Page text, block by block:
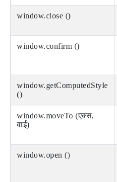
window.close ()
window.confirm ()
window.getComputedStyle
()
window.moveTo (एक्स,
वाई)
window.open ()